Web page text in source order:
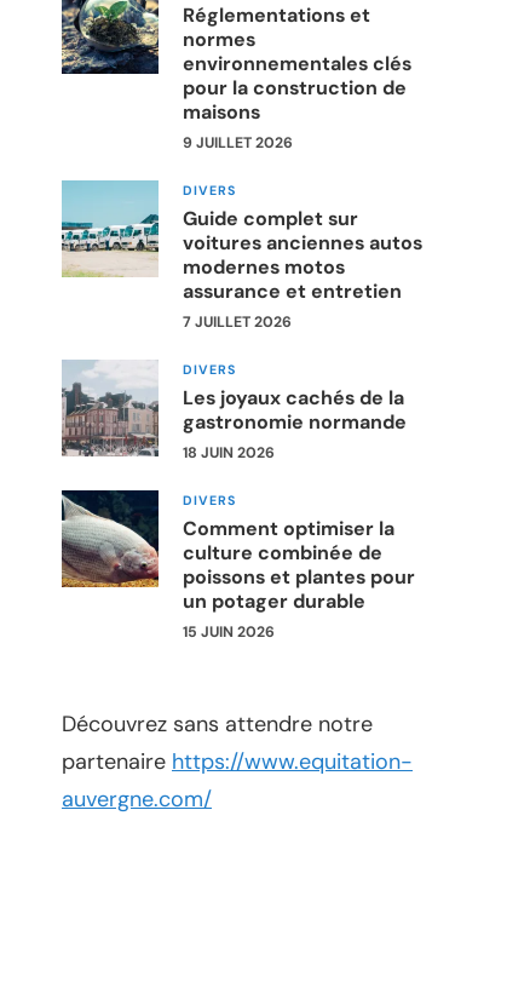
Réglementations et
normes
environnementales clés
pour la construction de
maisons
9 JUILLET 2026
DIVERS
Guide complet sur
voitures anciennes autos
modernes motos
assurance et entretien
7 JUILLET 2026
DIVERS
Les joyaux cachés de la
gastronomie normande
18 JUIN 2026
DIVERS
Comment optimiser la
culture combinée de
poissons et plantes pour
un potager durable
15 JUIN 2026
Découvrez sans attendre notre
partenaire https://www.equitation-
auvergne.com/